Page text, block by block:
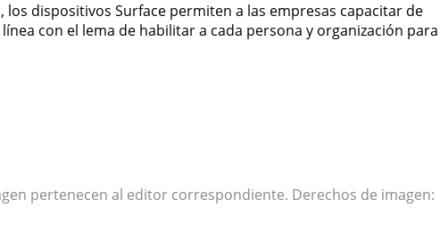
dispositivos Surface permiten a las empresas capacitar de
con el lema de habilitar a cada persona y organización para
pertenecen al editor correspondiente. Derechos de imagen: